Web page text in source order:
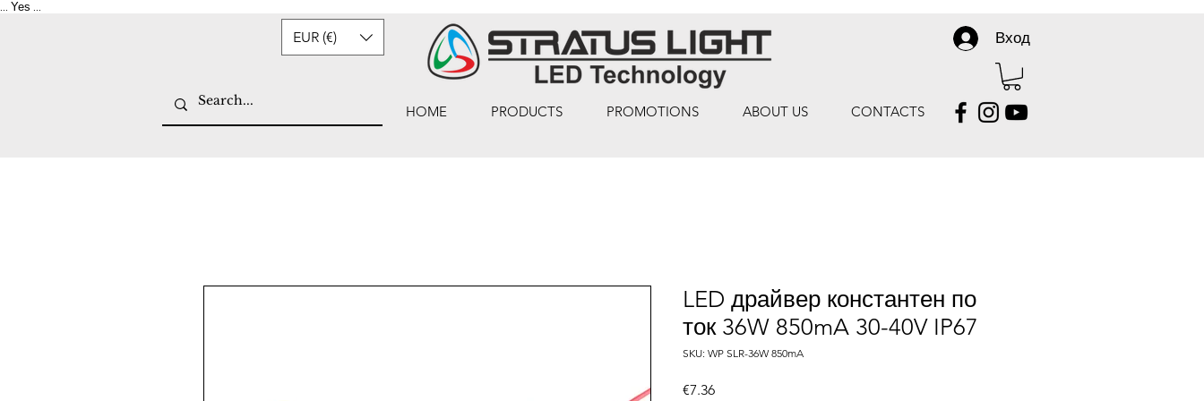
Yes
EUR (€) Вход
HOME PRODUCTS PROMOTIONS ABOUT US CONTACTS
LED драйвер константен по
ток 36W 850mA 30-40V IP67
SKU: WP SLR-36W 850mA
€7.36Price